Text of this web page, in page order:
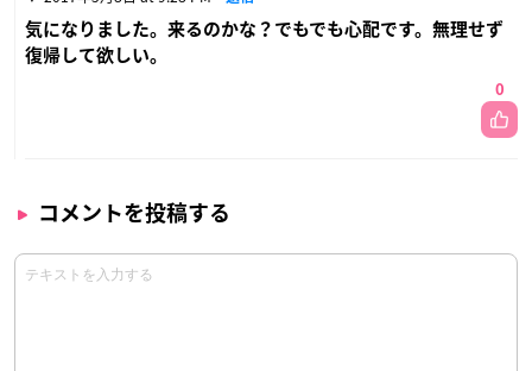
気になりました。来るのかな？でもでも心配です。無理せず
復帰して欲しい。
0
コメントを投稿する